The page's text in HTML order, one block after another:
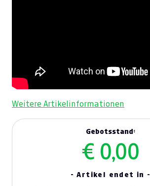
Weitere Artikelinformationen
Gebotsstand:
€ 0,00
- Artikel endet in -